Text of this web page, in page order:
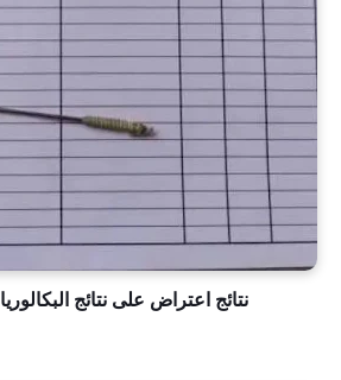
نتائج اعتراض على نتائج البكالوريا 2022 بسوريا